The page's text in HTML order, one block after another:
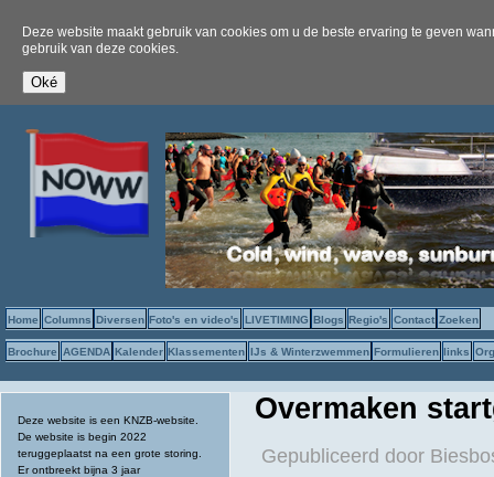
Deze website maakt gebruik van cookies om u de beste ervaring te geven
gebruik van deze cookies.
Home Columns Diversen Foto's en video's LIVETIMING Blogs Regio's Contact Zoeken
Brochure AGENDA Kalender Klassementen IJs & Winterzwemmen Formulieren links
Deze website is een KNZB-website.
De website is begin 2022
teruggeplaatst na een grote storing.
Er ontbreekt bijna 3 jaar
Overmaken
Gepubliceerd door